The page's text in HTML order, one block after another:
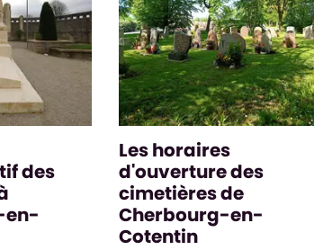
des
en-
Les horaires
d'ouverture des
cimetières de
Cherbourg-en-
Cotentin